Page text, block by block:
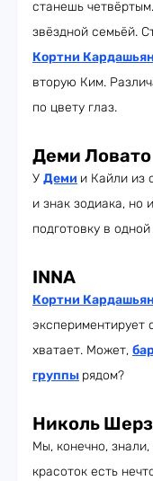
станешь
звёздной семьёй.
Кортни Кардашьян
вторую Ким.
по цвету глаз.
Деми Ловато
У Деми и Кайли из
и знак зодиака, но
подготовку в
INNA
Кортни Кардашьян
экспериментирует
хватает. Может,
группы рядом?
Николь
Мы, конечно,
красоток есть